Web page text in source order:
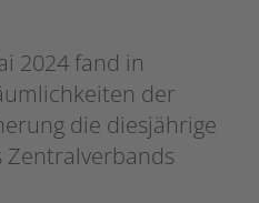
2024 fand in
der
die diesjährige
Zentralverbands